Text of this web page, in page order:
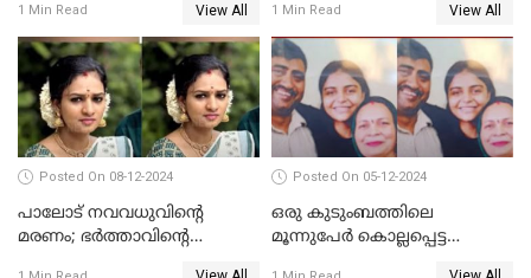
1 Min Read View All
സ്ഥിരീകരിച്ച് പൊലീസ്
1 Min Read View All
Posted On 08-12-2024
പാലോട് നവവധുവിന്റെ
മരണം; ഭര്‍ത്താവിന്റെ
Posted On 05-12-2024
ഒരു കുടുംബത്തിലെ
മൂന്നുപേര്‍ കൊല്ലപ്പെട്ട